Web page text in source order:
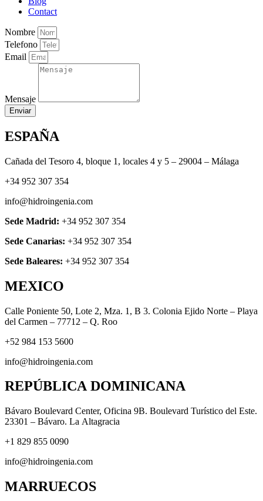
Contact
Nombre
Telefono
Email
Mensaje
Enviar
ESPAÑA
Cañada del Tesoro 4, bloque 1, locales 4 y 5 – 29004 – Málaga
+34 952 307 354
info@hidroingenia.com
Sede Madrid: +34 952 307 354
Sede Canarias: +34 952 307 354
Sede Baleares: +34 952 307 354
MEXICO
Calle Poniente 50, Lote 2, Mza. 1, B 3. Colonia Ejido Norte – Playa
del Carmen – 77712 – Q. Roo
+52 984 153 5600
info@hidroingenia.com
REPÚBLICA DOMINICANA
Bávaro Boulevard Center, Oficina 9B. Boulevard Turístico del Este.
23301 – Bávaro. La Altagracia
+1 829 855 0090
info@hidroingenia.com
MARRUECOS